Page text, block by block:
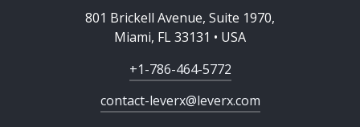
801 Brickell Avenue, Suite 1970,
Miami, FL 33131 • USA
+1-786-464-5772
contact-leverx@leverx.com